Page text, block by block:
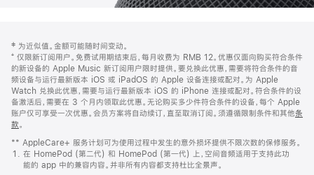
页
页
脚
注
‡ 为近似值。金额可能随时间变动。
⁺ 仅限新订阅用户。免费试用期结束后，每月收费为 RMB 12。优惠仅面向购买符合条件
的新设备的 Apple Music 新订阅用户限时提供。要兑换此优惠，需要将符合条件的音
频设备与运行最新版本 iOS 或 iPadOS 的 Apple 设备连接或配对。为 Apple
Watch 兑换此优惠，需要与运行最新版本 iOS 的 iPhone 连接或配对。符合条件的设
备激活后，需要在 3 个月内领取此优惠。无论购买多少件符合条件的设备，每个 Apple
账户仅可享受一次优惠。会员方案将自动续订，直至取消订阅。须遵循限制条件和其他条
款。
窗
口
中
** AppleCare+ 服务计划可为使用过程中发生的意外损坏提供不限次数的保修服务。
在 HomePod (第二代) 和 HomePod (第一代) 上，空间音频适用于支持此功
能的 app 中的兼容内容。并非所有内容都支持杜比全景声。